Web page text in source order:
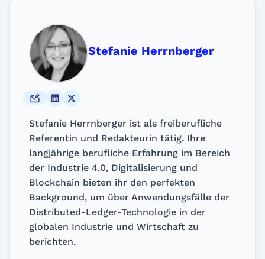
Stefanie Herrnberger
Stefanie Herrnberger ist als freiberufliche
Referentin und Redakteurin tätig. Ihre
langjährige berufliche Erfahrung im Bereich
der Industrie 4.0, Digitalisierung und
Blockchain bieten ihr den perfekten
Background, um über Anwendungsfälle der
Distributed-Ledger-Technologie in der
globalen Industrie und Wirtschaft zu
berichten.